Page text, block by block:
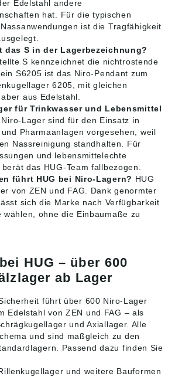
Edelstahl andere
hat. Für die typischen
ist die Tragfähigkeit
das S in der Lagerbezeichnung?
S kennzeichnet die nichtrostende
S6205 ist das Niro-Pendant zum
6205, mit gleichen
aus Edelstahl.
für Trinkwasser und Lebensmittel
Niro-Lager sind für den Einsatz in
Pharmaanlagen vorgesehen, weil
Nassreinigung standhalten. Für
und lebensmittelechte
das HUG-Team fallbezogen.
führt HUG bei Niro-Lagern? HUG
von ZEN und FAG. Dank genormter
sich die Marke nach Verfügbarkeit
wählen, ohne die Einbaumaße zu
HUG – über 600
ab Lager
führt über 600 Niro-Lager
Edelstahl von ZEN und FAG – als
und Axiallager. Alle
und sind maßgleich zu den
Passend dazu finden Sie
und weitere Bauformen